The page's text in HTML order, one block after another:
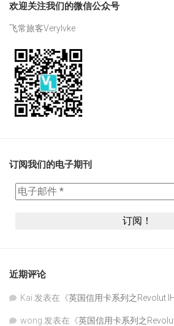
欢迎关注我们的微信公众号
飞常旅客Verylvke
订阅我们的电子期刊
近期评论
Kai 发表在《英国信用卡系列之Revolut
wong 发表在《英国信用卡系列之